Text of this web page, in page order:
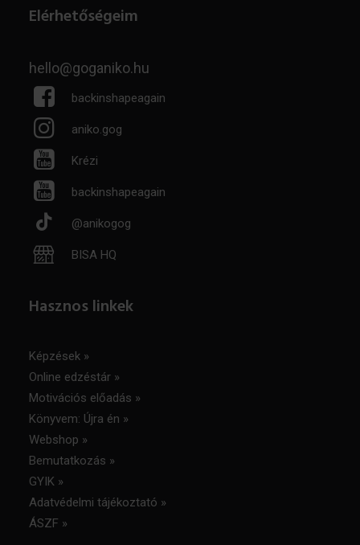
Elérhetőségeim
hello@goganiko.hu
backinshapeagain
aniko.gog
Krézi
backinshapeagain
@anikogog
BISA HQ
Hasznos linkek
Képzések »
Online edzéstár »
Motivációs előadás »
Könyvem: Újra én »
Webshop »
Bemutatkozás »
GYIK »
Adatvédelmi tájékoztató »
ÁSZF »